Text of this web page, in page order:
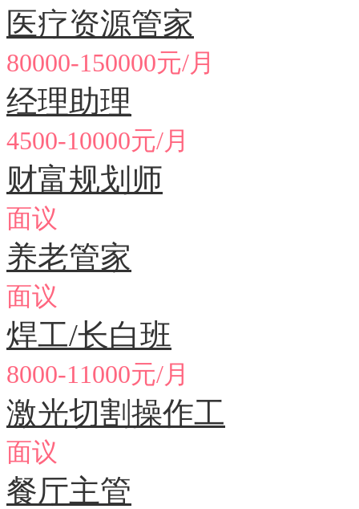
医疗资源管家
80000-150000元/月
经理助理
4500-10000元/月
财富规划师
面议
养老管家
面议
焊工/长白班
8000-11000元/月
激光切割操作工
面议
餐厅主管